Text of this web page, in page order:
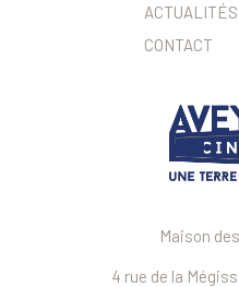
ACTUALITÉS
CONTACT
Maison
4 rue de la